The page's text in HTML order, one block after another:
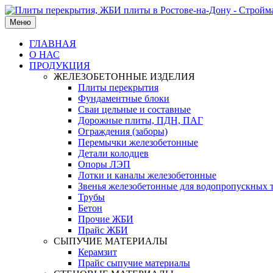
Меню
ГЛАВНАЯ
О НАС
ПРОДУКЦИЯ
ЖЕЛЕЗОБЕТОННЫЕ ИЗДЕЛИЯ
Плиты перекрытия
Фундаментные блоки
Сваи цельные и составные
Дорожные плиты, ПДН, ПАГ
Ограждения (заборы)
Перемычки железобетонные
Детали колодцев
Опоры ЛЭП
Лотки и каналы железобетонные
Звенья железобетонные для водопропускных
Трубы
Бетон
Прочие ЖБИ
Прайс ЖБИ
СЫПУЧИЕ МАТЕРИАЛЫ
Керамзит
Прайс сыпучие материалы